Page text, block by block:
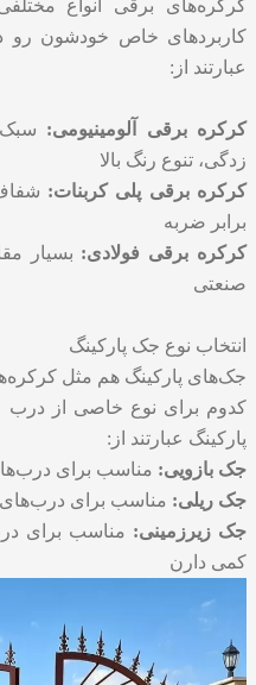
کرکره‌های برقی انواع
کاربردهای خاص خودشون رو
عبارتند از:
کرکره برقی آلومینیومی:
زدگی، تنوع رنگ بالا
کرکره برقی پلی کربنات:
برابر ضربه
کرکره برقی فولادی: بسیار
صنعتی
انتخاب نوع جک پارکینگ
جک‌های پارکینگ هم مثل
کدوم برای نوع خاصی از درب
پارکینگ عبارتند از:
جک بازویی: مناسب برای
جک ریلی: مناسب برای
جک زیرزمینی: مناسب برای
کمی دارن